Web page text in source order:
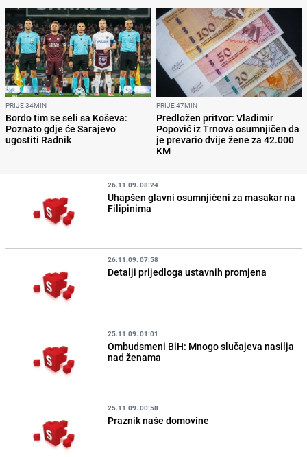
PRIJE 34MIN
Bordo tim se seli sa Koševa:
Poznato gdje će Sarajevo
ugostiti Radnik
PRIJE 47MIN
Predložen pritvor: Vladimir
Popović iz Trnova osumnjičen da
je prevario dvije žene za 42.000
KM
26.11.09. 08:24
Uhapšen glavni osumnjičeni za masakar na
Filipinima
26.11.09. 07:58
Detalji prijedloga ustavnih promjena
25.11.09. 01:01
Ombudsmeni BiH: Mnogo slučajeva nasilja
nad ženama
25.11.09. 00:58
Praznik naše domovine